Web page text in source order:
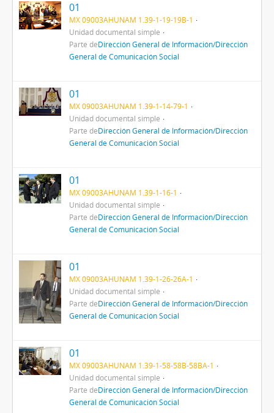
01
MX 09003AHUNAM 1.39-1-19-19B-1
Unidad documental simple
Parte deDirección General de Información/Dirección
General de Comunicación Social
01
MX 09003AHUNAM 1.39-1-14-79-1
Unidad documental simple
Parte deDirección General de Información/Dirección
General de Comunicación Social
01
MX 09003AHUNAM 1.39-1-16-1
Unidad documental simple
Parte deDirección General de Información/Dirección
General de Comunicación Social
01
MX 09003AHUNAM 1.39-1-26-26A-1
Unidad documental simple
Parte deDirección General de Información/Dirección
General de Comunicación Social
01
MX 09003AHUNAM 1.39-1-58-58B-58BA-1
Unidad documental simple
Parte deDirección General de Información/Dirección
General de Comunicación Social